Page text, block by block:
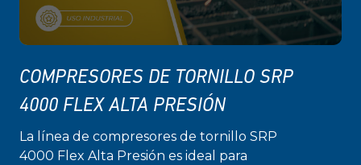
COMPRESORES DE TORNILLO SRP
4000 FLEX ALTA PRESIÓN
La línea de compresores de tornillo SRP
4000 Flex Alta Presión es ideal para